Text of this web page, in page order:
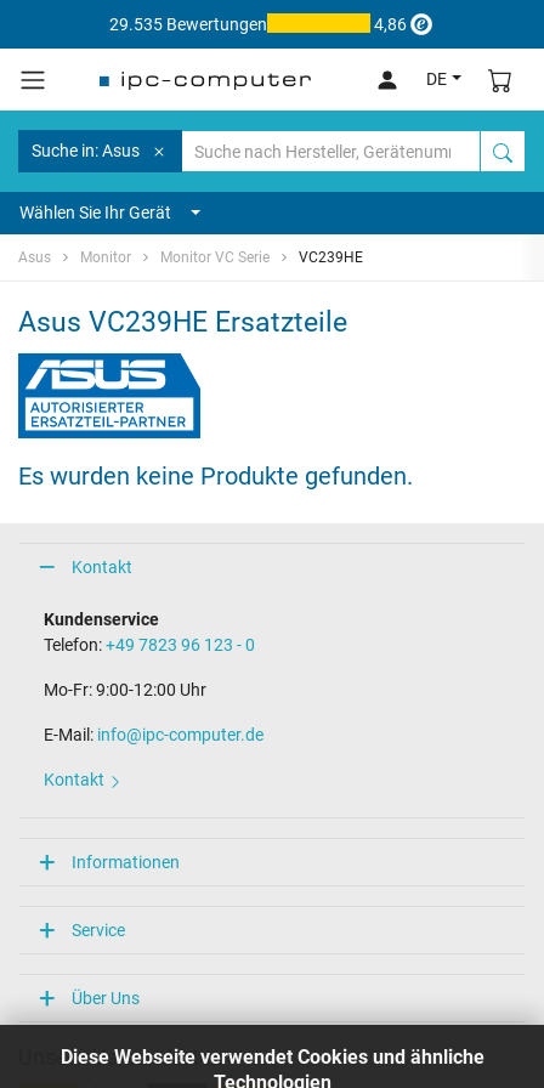
Diese Webseite verwendet Cookies und ähnliche
Technologien
29.535 Bewertungen 4,86
DE
Suche in: Asus
Wählen Sie Ihr Gerät
Asus Monitor Monitor VC Serie VC239HE
Asus VC239HE Ersatzteile
Es wurden keine Produkte gefunden.
Kontakt
Kundenservice
Telefon:+49 7823 96 123 - 0
Mo-Fr: 9:00-12:00 Uhr
E-Mail: info@ipc-computer.de
Kontakt
Informationen
Service
Über Uns
Unsere Versandarten